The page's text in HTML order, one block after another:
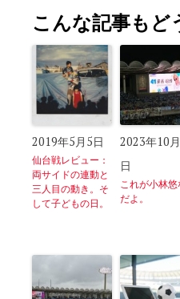
こんな記事もど
2019年5月5日
仙台戦レビュー：
両サイドの連動と
三人目の動き。そ
して子どもの日。
2023年10
日
これが小林悠
だよ。